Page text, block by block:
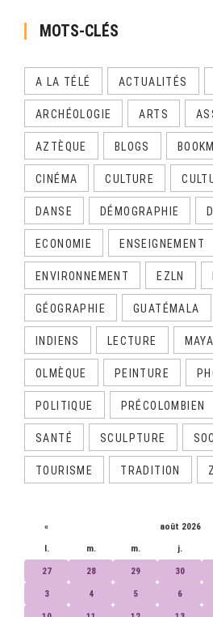
MOTS-CLÉS
A LA TÉLÉ ACTUALITÉS
ARCHÉOLOGIE ARTS
AZTÈQUE BLOGS
CINÉMA CULTURE
DANSE DÉMOGRAPHIE
ECONOMIE ENSEIGNEMENT
ENVIRONNEMENT EZLN
GÉOGRAPHIE GUATÉMALA
INDIENS LECTURE
OLMÈQUE PEINTURE
POLITIQUE PRÉCOLOMBIEN
SANTÉ SCULPTURE
TOURISME TRADITION
« août 2026
l. m. m. j.
27 28 29 30
3 4 5 6